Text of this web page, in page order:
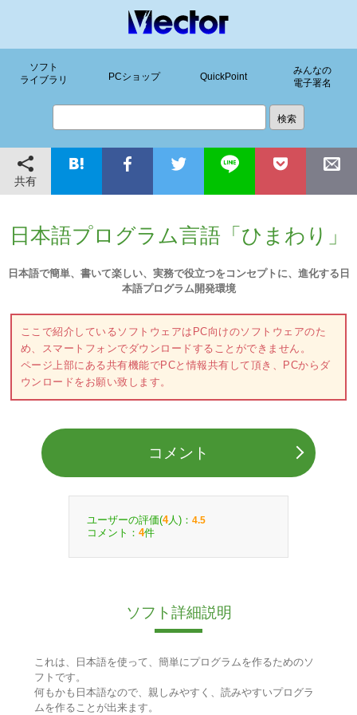
ソフト
ライブラリ
PCショップ QuickPoint
みんなの
電子署名
共有
日本語プログラム言語「ひまわり」
日本語で簡単、書いて楽しい、実務で役立つをコンセプトに、進化する日
本語プログラム開発環境
ここで紹介しているソフトウェアはPC向けのソフトウェアのた
め、スマートフォンでダウンロードすることができません。
ページ上部にある共有機能でPCと情報共有して頂き、PCからダ
ウンロードをお願い致します。
コメント
ユーザーの評価(4人)： 4.5
コメント： 4件
ソフト詳細説明
これは、日本語を使って、簡単にプログラムを作るためのソ
フトです。
何もかも日本語なので、親しみやすく、読みやすいプログラ
ムを作ることが出来ます。